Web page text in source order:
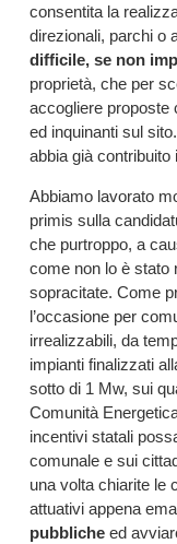
consentita la
direzionali, parchi o
difficile, se non
proprietà, che per
accogliere proposte
ed inquinanti sul
abbia già
Abbiamo lavorato
primis sulla
che purtroppo, a
come non lo è stato
sopracitate. Come
l’occasione per
irrealizzabili, da
impianti finalizzati
sotto di 1 Mw, sui
Comunità
incentivi statali
comunale e sui
una volta chiarite le
attuativi appena
pubbliche ed